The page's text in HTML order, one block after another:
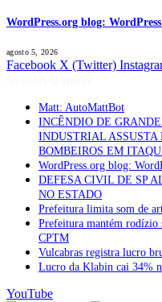
WordPress.org blog:
agosto 5, 2026
Facebook X (Twitter)
Matt: AutoMattBot
INCÊNDIO DE
INDUSTRIAL
BOMBEIROS EM
WordPress.org blog:
DEFESA CIVIL DE SP
NO ESTADO
Prefeitura limita som de
Prefeitura mantém rodízio
CPTM
Vulcabras registra lucro
Lucro da Klabin cai 34%
YouTube